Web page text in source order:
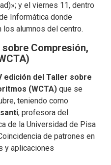
y el viernes 11, dentro
Informática donde
los alumnos del centro.
Compresión,
edición del Taller sobre
(WCTA) que se
teniendo como
, profesora del
de la Universidad de Pisa
de patrones en
y aplicaciones